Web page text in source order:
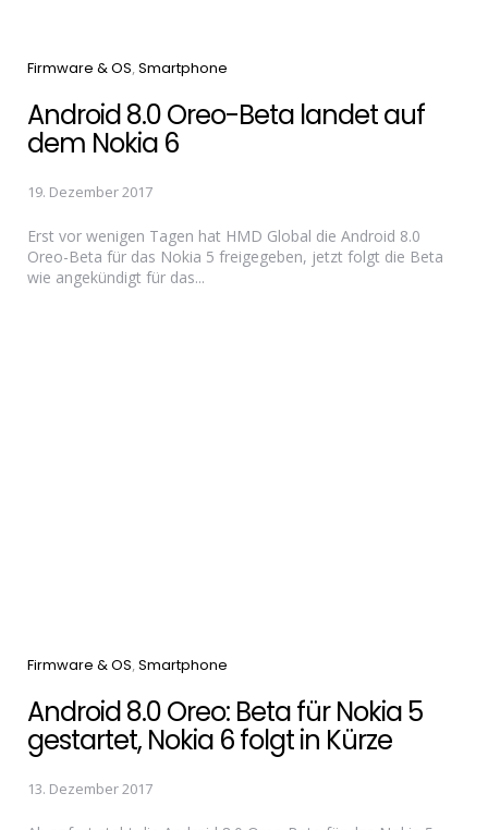
Categories
Firmware & OS Smartphone
Android 8.0 Oreo-Beta landet auf
dem Nokia 6
19. Dezember 2017
Erst vor wenigen Tagen hat HMD Global die Android 8.0
Oreo-Beta für das Nokia 5 freigegeben, jetzt folgt die Beta
wie angekündigt für das...
Categories
Firmware & OS Smartphone
Android 8.0 Oreo: Beta für Nokia 5
gestartet, Nokia 6 folgt in Kürze
13. Dezember 2017